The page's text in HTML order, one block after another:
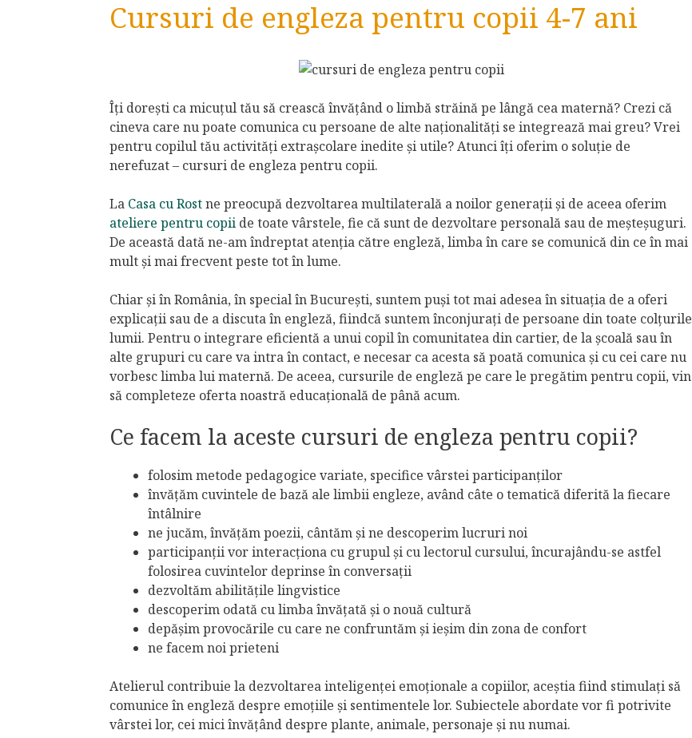
Cursuri de engleza pentru copii 4-7 ani
Îți dorești ca micuțul tău să crească învățând o limbă străină pe lângă cea maternă? Crezi că
cineva care nu poate comunica cu persoane de alte naționalități se integrează mai greu? Vrei
pentru copilul tău activități extrașcolare inedite și utile? Atunci îți oferim o soluție de
nerefuzat – cursuri de engleza pentru copii.
La Casa cu Rostne preocupă dezvoltarea multilaterală a noilor generații și de aceea oferim
ateliere pentru copii de toate vârstele, fie că sunt de dezvoltare personală sau de meșteșuguri.
De această dată ne-am îndreptat atenția către engleză, limba în care se comunică din ce în mai
mult și mai frecvent peste tot în lume.
Chiar și în România, în special în București, suntem puși tot mai adesea în situația de a oferi
explicații sau de a discuta în engleză, fiindcă suntem înconjurați de persoane din toate colțurile
lumii. Pentru o integrare eficientă a unui copil în comunitatea din cartier, de la școală sau în
alte grupuri cu care va intra în contact, e necesar ca acesta să poată comunica și cu cei care nu
vorbesc limba lui maternă. De aceea, cursurile de engleză pe care le pregătim pentru copii, vin
să completeze oferta noastră educațională de până acum.
Ce facem la aceste cursuri de engleza pentru copii?
folosim metode pedagogice variate, specifice vârstei participanților
învățăm cuvintele de bază ale limbii engleze, având câte o tematică diferită la fiecare
întâlnire
ne jucăm, învățăm poezii, cântăm și ne descoperim lucruri noi
participanții vor interacționa cu grupul și cu lectorul cursului, încurajându-se astfel
folosirea cuvintelor deprinse în conversații
dezvoltăm abilitățile lingvistice
descoperim odată cu limba învățată și o nouă cultură
depășim provocările cu care ne confruntăm și ieșim din zona de confort
ne facem noi prieteni
Atelierul contribuie la dezvoltarea inteligenței emoționale a copiilor, aceștia fiind stimulați să
comunice în engleză despre emoțiile și sentimentele lor. Subiectele abordate vor fi potrivite
vârstei lor, cei mici învățând despre plante, animale, personaje și nu numai.